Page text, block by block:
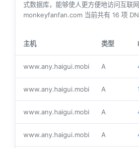
式数据库，能够使人更方便地访问互联网
monkeyfanfan.com 当前共有 16 项
主机 类型
www.any.haigui.mobi A
www.any.haigui.mobi A
www.any.haigui.mobi A
www.any.haigui.mobi A